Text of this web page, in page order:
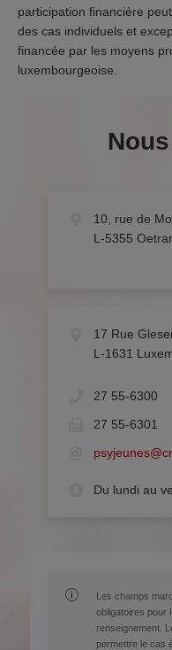
participation financière
des cas individuels et
financée par les moyens
luxembourgeoise.
10, rue de
L-5355
17 Rue
L-1631
27 55-6300
27 55-6301
Du lundi au
Les champs
obligatoires pour
renseignement.
permettre le cas